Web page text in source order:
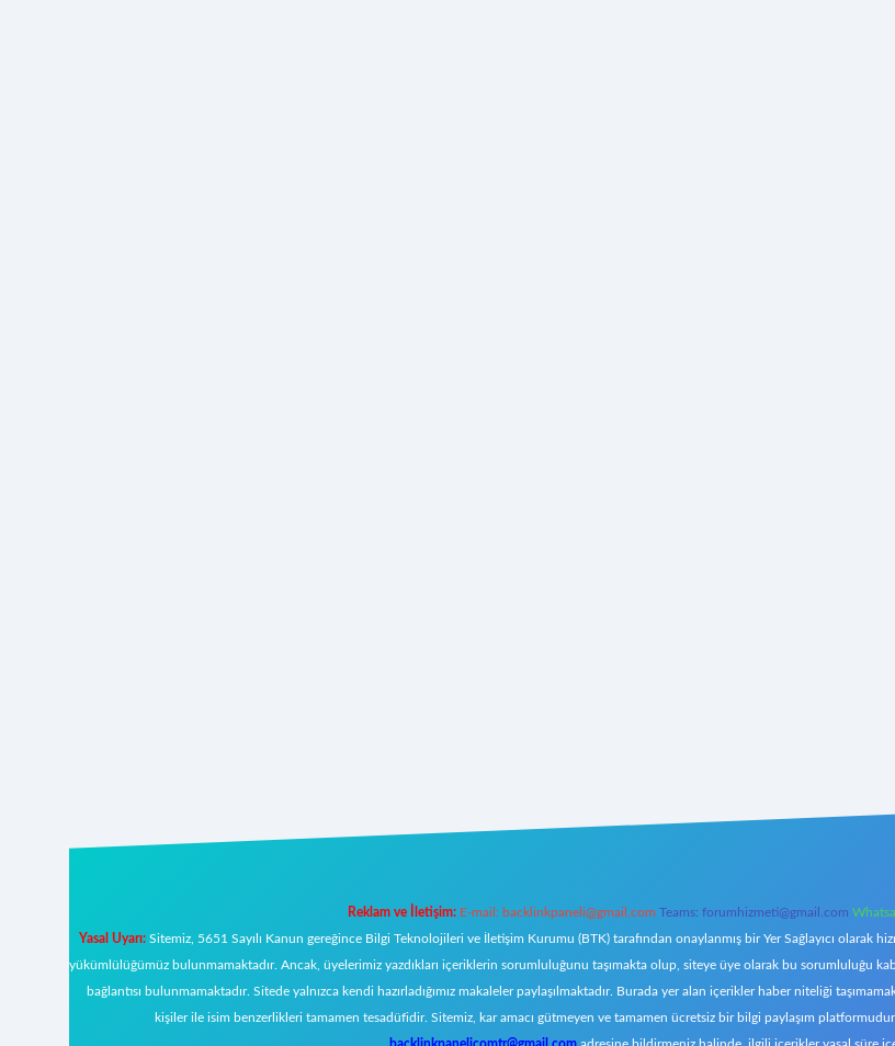
Reklam ve İletişim: E-mail: backlinkpaneli@gmail.com Teams: forumhizmeti@gmail.com
Yasal Uyarı:Sitemiz, 5651 Sayılı Kanun gereğince Bilgi Teknolojileri ve İletişim Kurumu (BTK) tarafından onaylanmış bir Yer Sağlayıcı olarak
yükümlülüğümüz bulunmamaktadır. Ancak, üyelerimiz yazdıkları içeriklerin sorumluluğunu taşımakta olup, siteye üye olarak bu sorumluluğu
bağlantısı bulunmamaktadır. Sitede yalnızca kendi hazırladığımız makaleler paylaşılmaktadır. Burada yer alan içerikler haber niteliği
kişiler ile isim benzerlikleri tamamen tesadüfidir. Sitemiz, kar amacı gütmeyen ve tamamen ücretsiz bir bilgi paylaşım